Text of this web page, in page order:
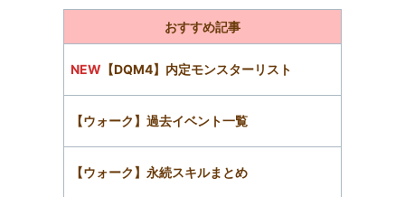
おすすめ記事
NEW 【DQM4】内定モンスターリスト
【ウォーク】過去イベント一覧
【ウォーク】永続スキルまとめ